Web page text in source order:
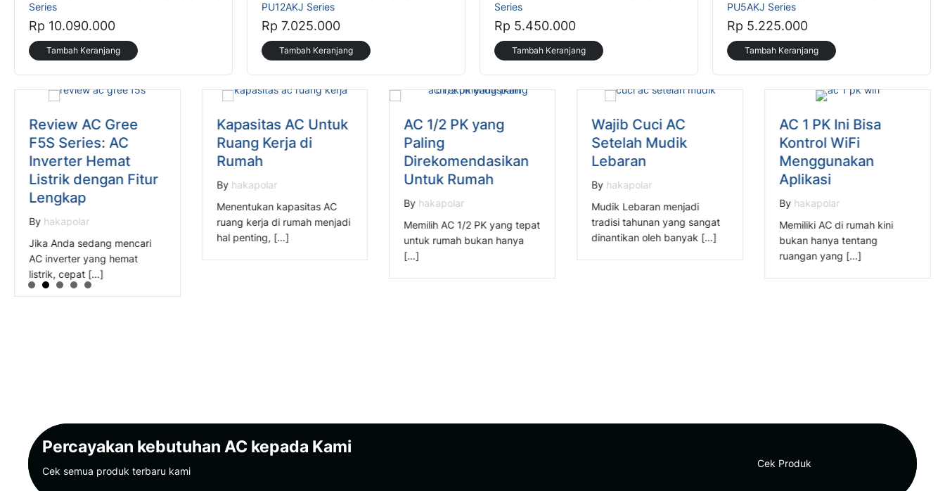
Series
Rp 10.090.000
Tambah Keranjang
PU12AKJ Series
Rp 7.025.000
Tambah Keranjang
Series
Rp 5.450.000
Tambah Keranjang
PU5AKJ Series
Rp 5.225.000
Tambah Keranjang
Review AC Gree
F5S Series: AC
Inverter Hemat
Listrik dengan Fitur
Lengkap
By hakapolar
Jika Anda sedang mencari
AC inverter yang hemat
listrik, cepat […]
Kapasitas AC Untuk
Ruang Kerja di
Rumah
By hakapolar
Menentukan kapasitas AC
ruang kerja di rumah menjadi
hal penting, […]
AC 1/2 PK yang
Paling
Direkomendasikan
Untuk Rumah
By hakapolar
Memilih AC 1/2 PK yang tepat
untuk rumah bukan hanya
[…]
Wajib Cuci AC
Setelah Mudik
Lebaran
By hakapolar
Mudik Lebaran menjadi
tradisi tahunan yang sangat
dinantikan oleh banyak […]
AC 1 PK Ini Bisa
Kontrol WiFi
Menggunakan
Aplikasi
By hakapolar
Memiliki AC di rumah kini
bukan hanya tentang
ruangan yang […]
Percayakan kebutuhan AC kepada Kami
Cek semua produk terbaru kami
Cek Produk